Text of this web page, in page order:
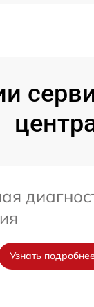
Узнать подробнее